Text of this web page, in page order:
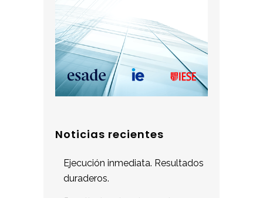
Noticias recientes
Ejecución inmediata. Resultados
duraderos.